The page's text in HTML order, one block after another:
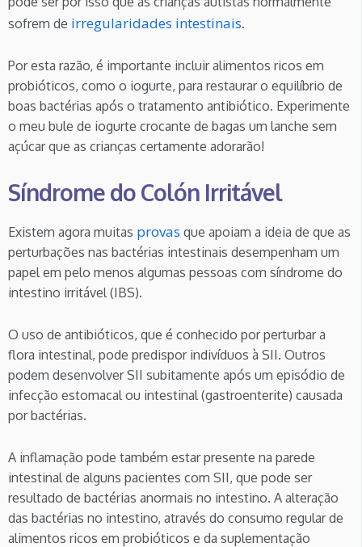
sofrem de irregularidades intestinais.
Por esta razão, é importante incluir alimentos ricos em
probióticos, como o iogurte, para restaurar o equilíbrio de
boas bactérias após o tratamento antibiótico. Experimente
o meu bule de iogurte crocante de bagas um lanche sem
açúcar que as crianças certamente adorarão!
Síndrome do Colón Irritável
Existem agora muitas provas que apoiam a ideia de que as
perturbações nas bactérias intestinais desempenham um
papel em pelo menos algumas pessoas com síndrome do
intestino irritável (IBS).
O uso de antibióticos, que é conhecido por perturbar a
flora intestinal, pode predispor indivíduos à SII. Outros
podem desenvolver SII subitamente após um episódio de
infecção estomacal ou intestinal (gastroenterite) causada
por bactérias.
A inflamação pode também estar presente na parede
intestinal de alguns pacientes com SII, que pode ser
resultado de bactérias anormais no intestino. A alteração
das bactérias no intestino, através do consumo regular de
alimentos ricos em probióticos e da suplementação